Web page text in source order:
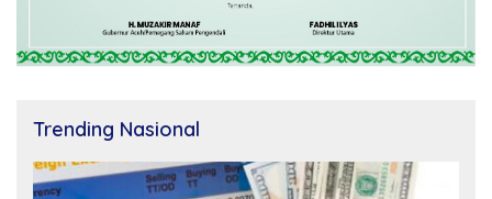
Trending Nasional